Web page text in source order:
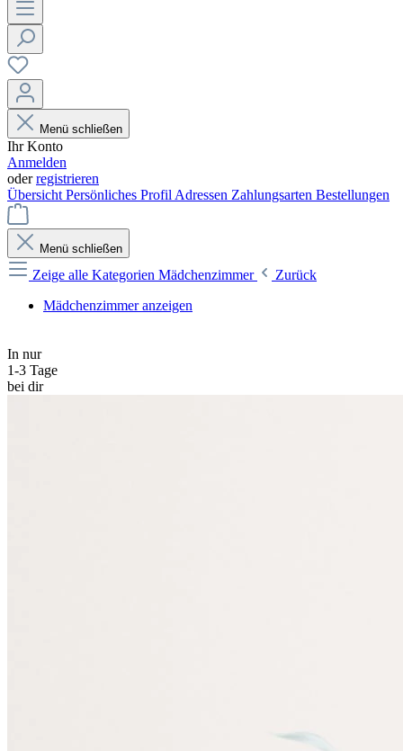
Menü schließen
Ihr Konto
Anmelden
oderregistrieren
Übersicht Persönliches Profil Adressen Zahlungsarten Bestellungen
Menü schließen
Zeige alle Kategorien Mädchenzimmer
Zurück
Mädchenzimmer anzeigen
In nur
1-3 Tage
bei dir